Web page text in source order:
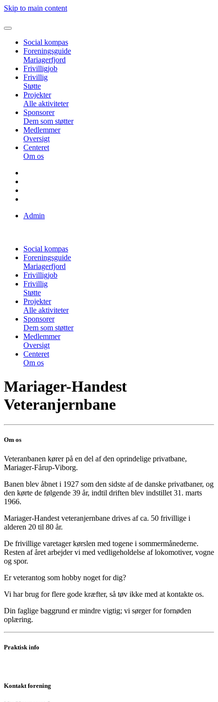
Skip to main content
Social kompas
Foreningsguide
Mariagerfjord
Frivilligjob
Frivillig
Støtte
Projekter
Alle aktiviteter
Sponsorer
Dem som støtter
Medlemmer
Oversigt
Centeret
Om os
Admin
Social kompas
Foreningsguide
Mariagerfjord
Frivilligjob
Frivillig
Støtte
Projekter
Alle aktiviteter
Sponsorer
Dem som støtter
Medlemmer
Oversigt
Centeret
Om os
Mariager-Handest
Veteranjernbane
Om os
Veteranbanen kører på en del af den oprindelige privatbane,
Mariager-Fårup-Viborg.
Banen blev åbnet i 1927 som den sidste af de danske privatbaner, og
den kørte de følgende 39 år, indtil driften blev indstillet 31. marts
1966.
Mariager-Handest veteranjernbane drives af ca. 50 frivillige i
alderen 20 til 80 år.
De frivillige varetager kørslen med togene i sommermånederne.
Resten af året arbejder vi med vedligeholdelse af lokomotiver, vogne
og spor.
Er veterantog som hobby noget for dig?
Vi har brug for flere gode kræfter, så tøv ikke med at kontakte os.
Din faglige baggrund er mindre vigtig; vi sørger for fornøden
oplæring.
Praktisk info
Kontakt forening